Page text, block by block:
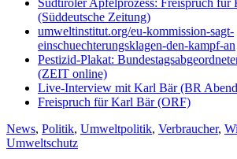
(Süddeutsche Zeitung)
umweltinstitut.org/eu-kommission-sagt-
einschuechterungsklagen-den-kampf-an
Pestizid-Plakat:
(ZEIT online)
Live-Interview mit Karl Bär (BR
Freispruch für Karl Bär (ORF)
Kategorien
News, Politik, Umweltpolitik, Verbraucher,
Umweltschutz